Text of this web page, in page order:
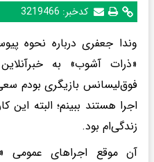
کدخبر: 3219466
وندا جعفری درباره نحوه
«ذرات آشوب» به
فوق‌لیسانس بازیگری بودم
اجرا هستند ببینم؛ البته
زندگی‌ام بود.
آن موقع اجراهای